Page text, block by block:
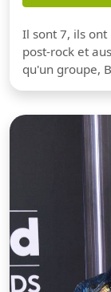
Il sont 7, ils
post-rock et
qu'un groupe,